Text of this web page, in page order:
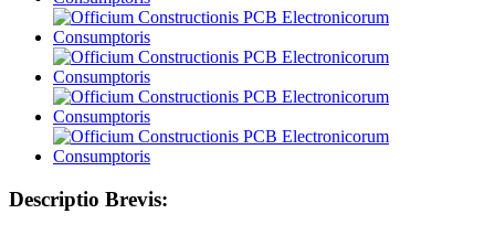
Descriptio Brevis: